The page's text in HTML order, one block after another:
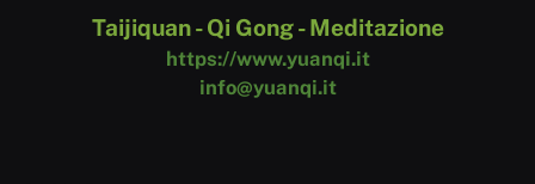
Taijiquan - Qi Gong - Meditazione
https://www.yuanqi.it
info@yuanqi.it